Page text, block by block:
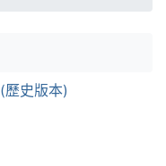
(歷史版本)